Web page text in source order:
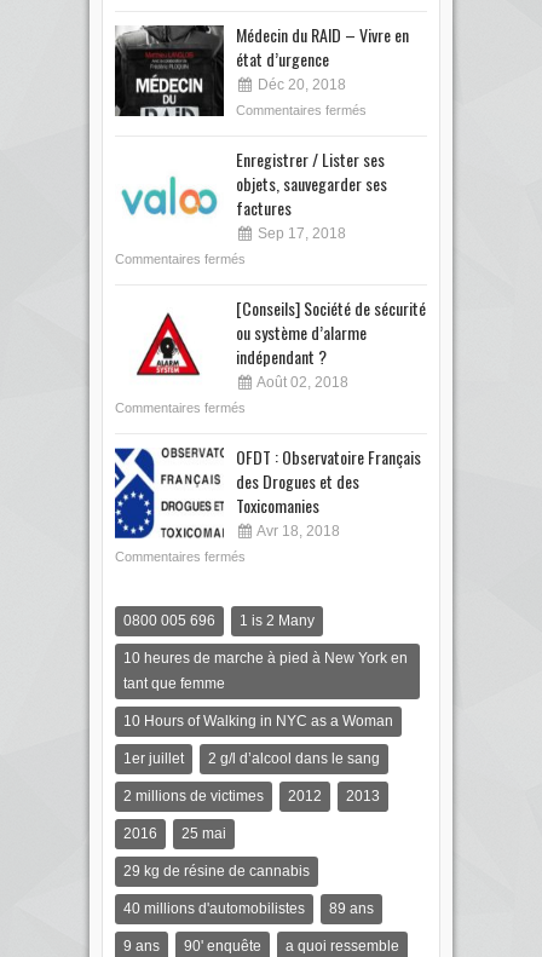
Médecin du RAID – Vivre en
état d’urgence
Déc 20, 2018
Commentaires fermés
Enregistrer / Lister ses
objets, sauvegarder ses
factures
Sep 17, 2018
Commentaires fermés
[Conseils] Société de sécurité
ou système d’alarme
indépendant ?
Août 02, 2018
Commentaires fermés
OFDT : Observatoire Français
des Drogues et des
Toxicomanies
Avr 18, 2018
Commentaires fermés
0800 005 696 1 is 2 Many
10 heures de marche à pied à New York en
tant que femme
10 Hours of Walking in NYC as a Woman
1er juillet 2 g/l d’alcool dans le sang
2 millions de victimes 2012 2013
2016 25 mai
29 kg de résine de cannabis
40 millions d'automobilistes 89 ans
9 ans 90' enquête a quoi ressemble